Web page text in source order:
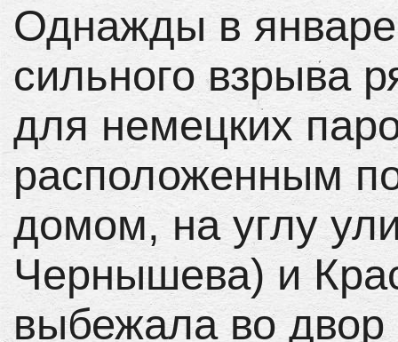
Однажды в январе
сильного взрыва
для немецких
расположенным
домом, на углу
Чернышева) и
выбежала во двор